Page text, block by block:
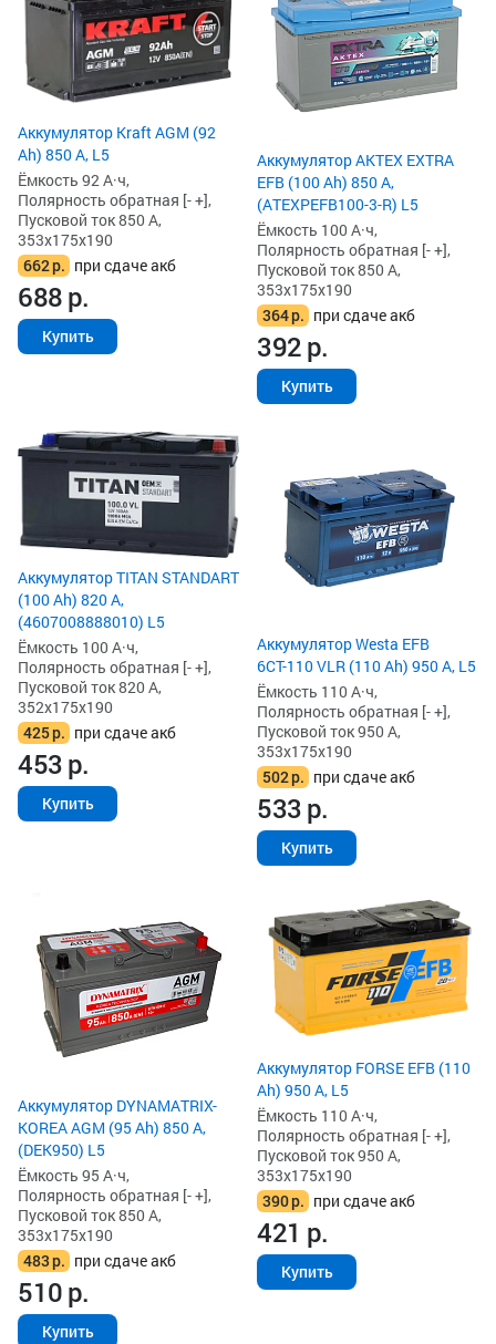
Аккумулятор Kraft AGM (92
Ah) 850 А, L5
Ёмкость 92 А·ч,
Полярность обратная [- +],
Пусковой ток 850 А,
353x175x190
662р. при сдаче акб
688р.
Купить
Аккумулятор AKTEX EXTRA
EFB (100 Ah) 850 А,
(ATEXPEFB100-3-R) L5
Ёмкость 100 А·ч,
Полярность обратная [- +],
Пусковой ток 850 А,
353x175x190
364р. при сдаче акб
392р.
Купить
Аккумулятор TITAN STANDART
(100 Ah) 820 А,
(4607008888010) L5
Ёмкость 100 А·ч,
Полярность обратная [- +],
Пусковой ток 820 А,
352x175x190
425р. при сдаче акб
453р.
Купить
Аккумулятор Westa EFB
6СТ-110 VLR (110 Ah) 950 А, L5
Ёмкость 110 А·ч,
Полярность обратная [- +],
Пусковой ток 950 А,
353x175x190
502р. при сдаче акб
533р.
Купить
Аккумулятор DYNAMATRIX-
KOREA AGM (95 Ah) 850 А,
(DEK950) L5
Ёмкость 95 А·ч,
Полярность обратная [- +],
Пусковой ток 850 А,
353x175x190
483р. при сдаче акб
510р.
Купить
Аккумулятор FORSE EFB (110
Ah) 950 А, L5
Ёмкость 110 А·ч,
Полярность обратная [- +],
Пусковой ток 950 А,
353x175x190
390р. при сдаче акб
421 р.
Купить